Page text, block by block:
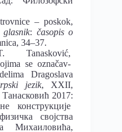
– poskok,
glasnik: časopis o
34–37.
Tanasković,
se označav-
Dragoslava
jezik, XXII,
2017:
конструкције
својства
Михаиловића,